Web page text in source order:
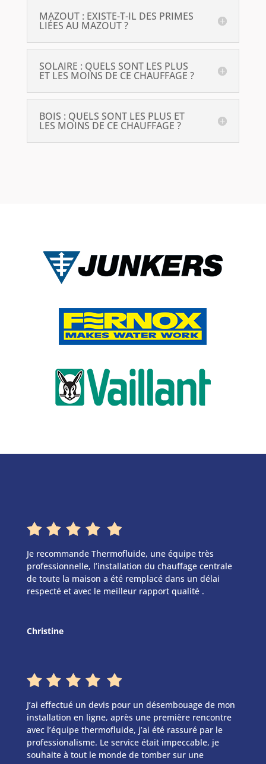
MAZOUT : EXISTE-T-IL DES PRIMES
LIÉES AU MAZOUT ?
SOLAIRE : QUELS SONT LES PLUS
ET LES MOINS DE CE CHAUFFAGE ?
BOIS : QUELS SONT LES PLUS ET
LES MOINS DE CE CHAUFFAGE ?
Je recommande Thermofluide, une équipe très
professionnelle, l’installation du chauffage centrale
de toute la maison a été remplacé dans un délai
respecté et avec le meilleur rapport qualité .
Christine
J’ai effectué un devis pour un désembouage de mon
installation en ligne, après une première rencontre
avec l’équipe thermofluide, j’ai été rassuré par le
professionalisme. Le service était impeccable, je
souhaite à tout le monde de tomber sur une